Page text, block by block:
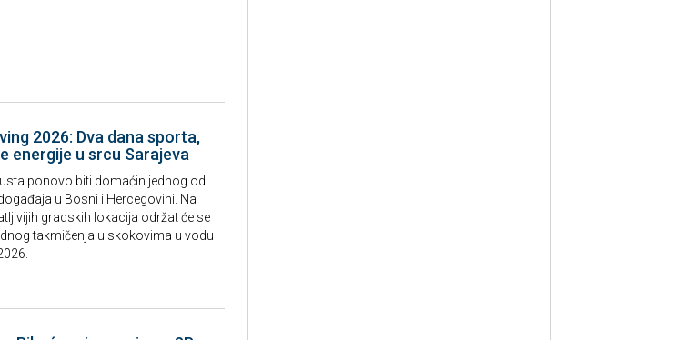
2026: Dva dana sporta,
energije u srcu Sarajeva
ponovo biti domaćin jednog od
u Bosni i Hercegovini. Na
gradskih lokacija održat će se
takmičenja u skokovima u vodu –